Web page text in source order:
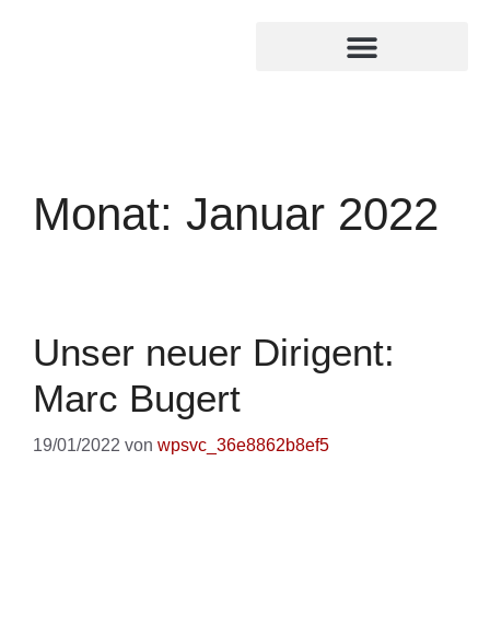
Monat: Januar 2022
Unser neuer Dirigent:
Marc Bugert
19/01/2022 von wpsvc_36e8862b8ef5